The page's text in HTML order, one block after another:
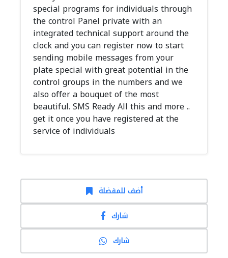
special programs for individuals through
the control Panel private with an
integrated technical support around the
clock and you can register now to start
sending mobile messages from your
plate special with great potential in the
control groups in the numbers and we
also offer a bouquet of the most
beautiful. SMS Ready All this and more ..
get it once you have registered at the
service of individuals
أضف للمفضلة
شارك
شارك